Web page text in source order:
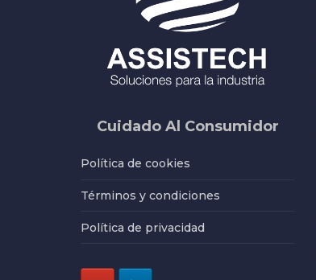
Cuidado Al Consumidor
Política de cookies
Términos y condiciones
Política de privacidad